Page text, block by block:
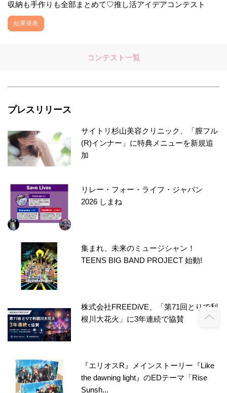
収納も手作りも全部まとめて♡推し活アイデアコンテスト
結果発表
コンテスト一覧
プレスリリース
サイトリ杉山美容クリニック、「膣フル
(R)インナー」に特典メニューを新規追
加
リレー・フォー・ライフ・ジャパン
2026 しまね
集まれ、未来のミュージシャン！
TEENS BIG BAND PROJECT 始動!
株式会社FREEDiVE、「第71回とりで利
根川大花火」に3年連続で協賛
『エリオスR』メインストーリー『Like
the dawning light』のEDテーマ「Rise
Sunsh...